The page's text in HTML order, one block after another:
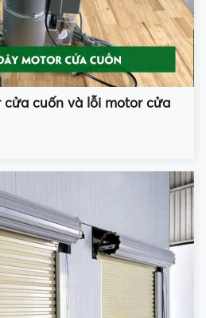
cửa cuốn và lỗi motor cửa